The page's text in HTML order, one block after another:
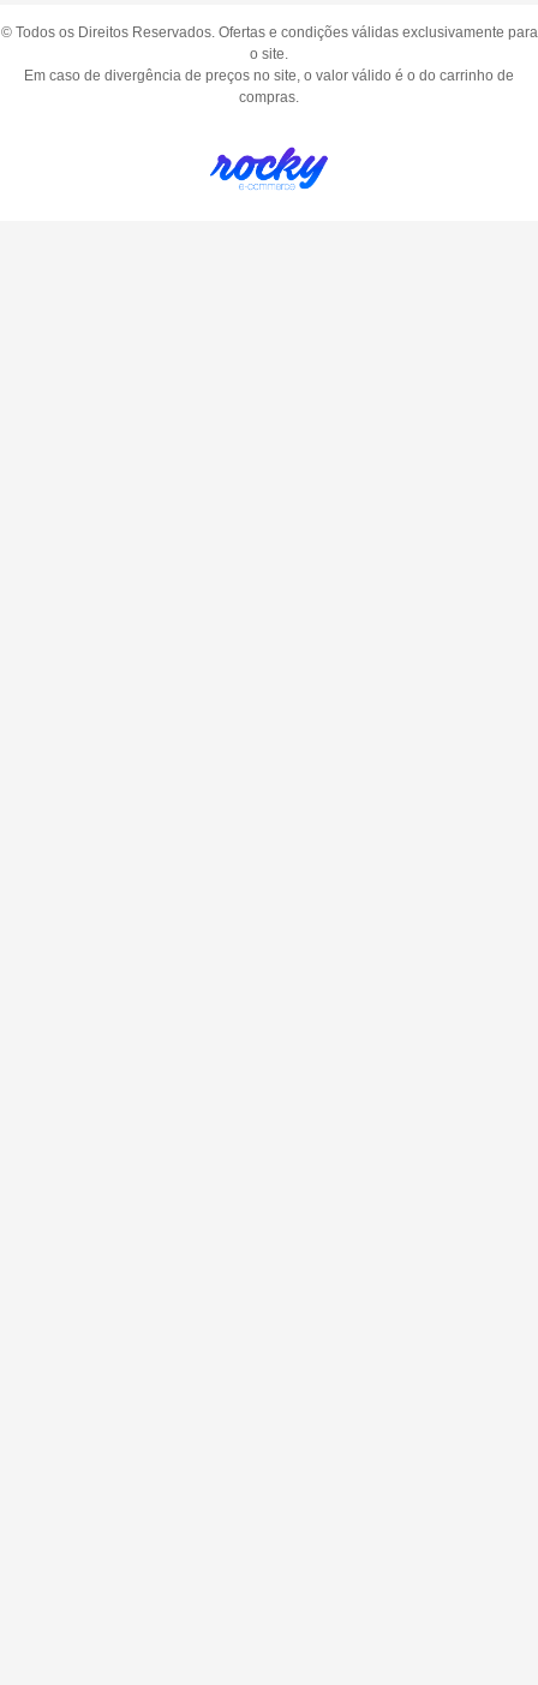
© Todos os Direitos Reservados. Ofertas e condições válidas exclusivamente para
o site.
Em caso de divergência de preços no site, o valor válido é o do carrinho de
compras.